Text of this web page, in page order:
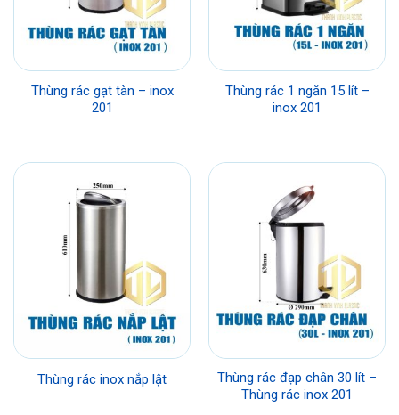
Thùng rác gạt tàn – inox
201
Thùng rác 1 ngăn 15 lít –
inox 201
Thùng rác inox nắp lật
Thùng rác đạp chân 30 lít –
Thùng rác inox 201